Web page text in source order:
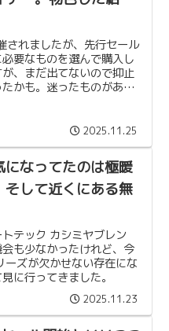
れましたが、先行セール
要なものを選んで購入し
、まだ出てないので抑止
かも。迷ったものがあっ
2025.11.25
なってたのは極暖
そして近くにある無
テック カシミヤブレン
も少なかったけれど、今
ズが欠かせない存在にな
に行ってきました。
2025.11.23